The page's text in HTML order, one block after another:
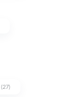
(27)